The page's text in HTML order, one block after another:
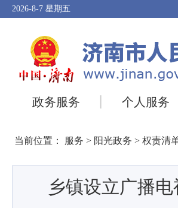
2026-8-7 星期五
政务服务 个人服务
当前位置： 服务 > 阳光政务 > 权责清
乡镇设立广播